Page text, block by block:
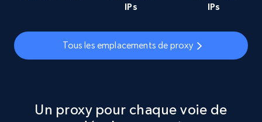
IPs
IPs
Tous les emplacements de proxy
Un proxy pour chaque voie de